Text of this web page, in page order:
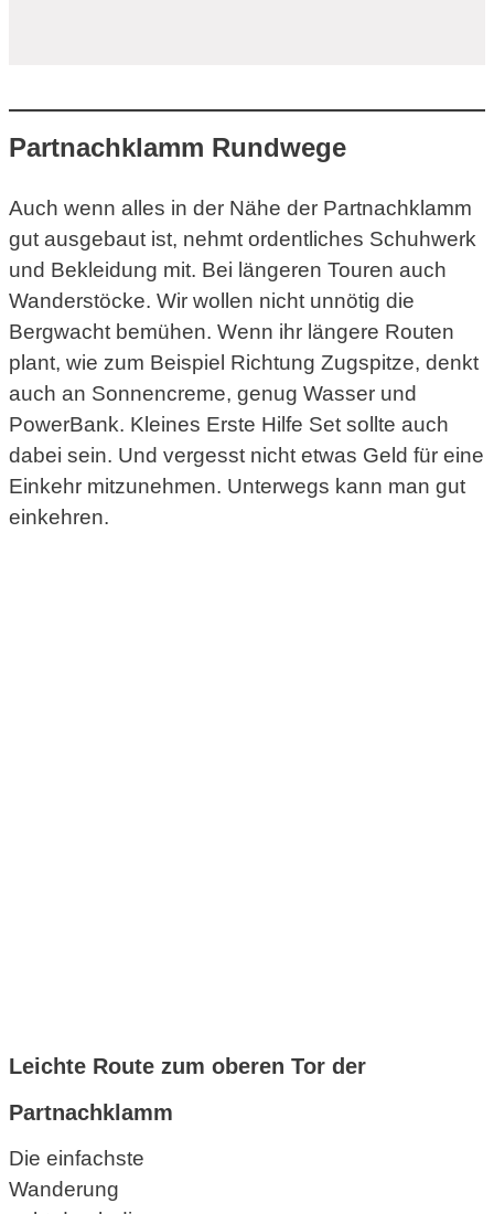
Partnachklamm Rundwege
Auch wenn alles in der Nähe der Partnachklamm
gut ausgebaut ist, nehmt ordentliches Schuhwerk
und Bekleidung mit. Bei längeren Touren auch
Wanderstöcke. Wir wollen nicht unnötig die
Bergwacht bemühen. Wenn ihr längere Routen
plant, wie zum Beispiel Richtung Zugspitze, denkt
auch an Sonnencreme, genug Wasser und
PowerBank. Kleines Erste Hilfe Set sollte auch
dabei sein. Und vergesst nicht etwas Geld für eine
Einkehr mitzunehmen. Unterwegs kann man gut
einkehren.
Leichte Route zum oberen Tor der
Partnachklamm
Die einfachste
Wanderung